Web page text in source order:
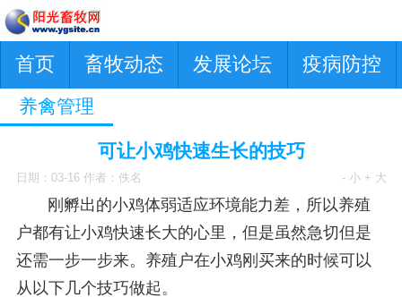
首页 畜牧动态 发展论坛 疫病防控
养禽管理
可让小鸡快速生长的技巧
日期：03-16 作者：佚名 - 小 + 大
刚孵出的小鸡体弱适应环境能力差，所以养殖
户都有让小鸡快速长大的心里，但是虽然急切但是
还需一步一步来。养殖户在小鸡刚买来的时候可以
从以下几个技巧做起。